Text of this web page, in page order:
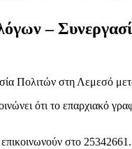
–
ότι το επαρχιακό
επικοινωνούν στο 25342661.